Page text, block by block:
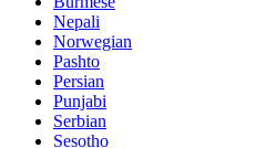
Nepali
Norwegian
Pashto
Persian
Punjabi
Serbian
Sesotho